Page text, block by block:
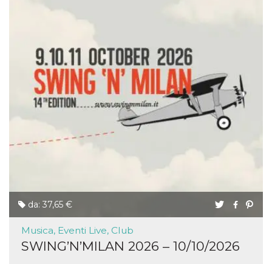
da: 37,65 €
Musica, Eventi Live, Club
SWING’N’MILAN 2026 – 10/10/2026